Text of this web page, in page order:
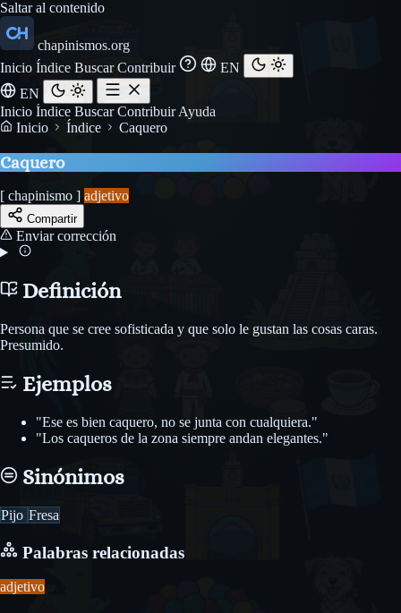
Saltar al contenido
chapinismos.org
Inicio Índice BuscarContribuir
EN
EN
Inicio Índice BuscarContribuirAyuda
Inicio
Índice Caquero
Caquero
[ chapinismo ] adjetivo
Compartir
Enviar corrección
Definición
Persona que se cree sofisticada y que solo le gustan las cosas caras.
Presumido.
Ejemplos
"Ese es bien caquero, no se junta con cualquiera."
"Los caqueros de la zona siempre andan elegantes."
Sinónimos
Pijo Fresa
Palabras relacionadas
adjetivo